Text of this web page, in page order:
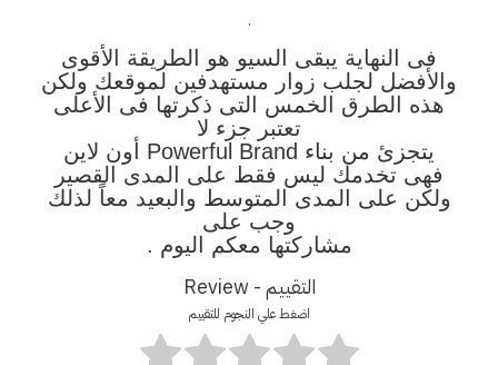
.
فى النهاية يبقى السيو هو الطريقة الأقوى
والأفضل لجلب زوار مستهدفين لموقعك ولكن
هذه الطرق الخمس التى ذكرتها فى الأعلى
تعتبر جزء لا
يتجزئ من بناء Powerful Brand أون لاين
فهى تخدمك ليس فقط على المدى القصير
ولكن على المدى المتوسط والبعيد معاً لذلك
وجب على
مشاركتها معكم اليوم .
التقييم - Review
اضغط علي النجوم للتقييم